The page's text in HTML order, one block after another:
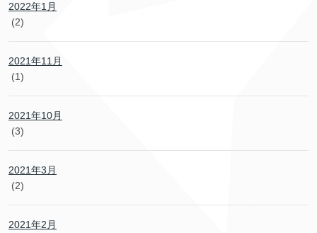
2022年1月
(2)
2021年11月
(1)
2021年10月
(3)
2021年3月
(2)
2021年2月